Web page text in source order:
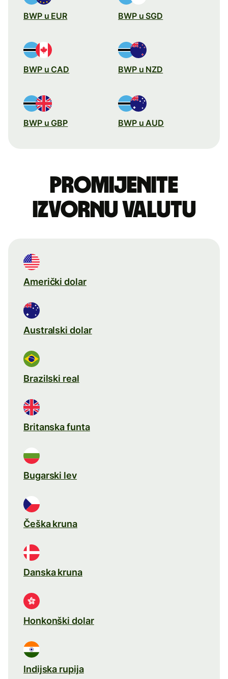
BWP u EUR BWP u SGD
BWP u CAD BWP u NZD
BWP u GBP BWP u AUD
Promijenite
izvornu valutu
Američki dolar
Australski dolar
Brazilski real
Britanska funta
Bugarski lev
Češka kruna
Danska kruna
Honkonški dolar
Indijska rupija